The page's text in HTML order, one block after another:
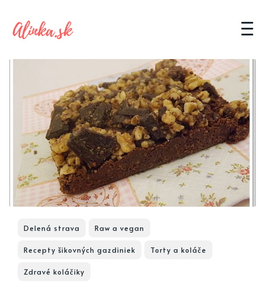
Delená strava Raw a vegan
Recepty šikovných gazdiniek Torty a koláče
Zdravé koláčiky